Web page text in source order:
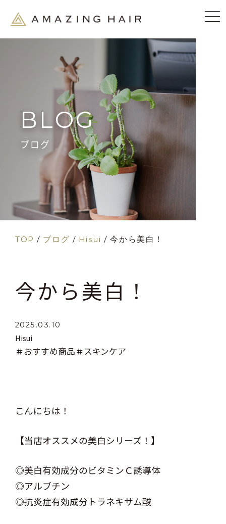
BLOG
ブログ
TOP / ブログ / Hisui /今から美白！
今から美白！
2025.03.10
Hisui
＃おすすめ商品＃スキンケア
こんにちは！
【当店オススメの美白シリーズ！】
◎美白有効成分のビタミンＣ誘導体
◎アルブチン
◎抗炎症有効成分トラネキサム酸